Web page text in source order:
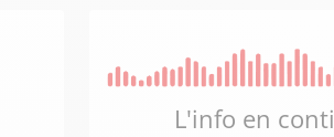
L'info en